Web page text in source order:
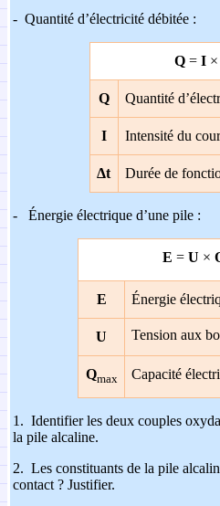
- Quantité d’électricité débitée :
Q = I×
Q Quantité
I Intensité du
Δt Durée de
- Énergie électrique d’une pile :
E = U ×
E Énergie
U Tension aux
Qmax Capacité
1. Identifier les deux couples
la pile alcaline.
2. Les constituants de la pile
contact ? Justifier.